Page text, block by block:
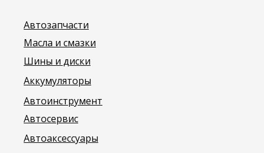
Автоаксессуары
Автосервис
Автоинструмент
Аккумуляторы
Шины и диски
Масла и смазки
Автозапчасти